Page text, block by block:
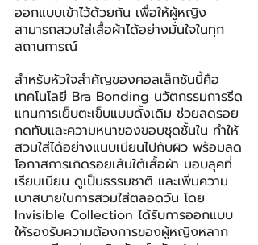
ออกแบบเข้าไว้ด้วยกัน เพื่อให้ผู้หญิง
สามารถสวมใส่เสื้อผ้าได้อย่างมั่นใจในทุก
สถานการณ์
สำหรับหัวใจสำคัญของคอลเล็กชันนี้คือ
เทคโนโลยี Bra Bonding นวัตกรรมการรีด
แทนการเย็บตะเข็บแบบดั้งเดิม ช่วยลดรอย
กดทับและความหนาของขอบชุดชั้นใน ทำให้
สวมใส่ได้อย่างแนบเนียนไปกับผิว พร้อมลด
โอกาสการเกิดรอยเส้นใต้เสื้อผ้า มอบลุคที่
เรียบเนียน ดูเป็นธรรมชาติ และเพิ่มความ
เบาสบายในการสวมใส่ตลอดวัน โดย
Invisible Collection ได้รับการออกแบบ
ให้รองรับความต้องการของผู้หญิงหลาก